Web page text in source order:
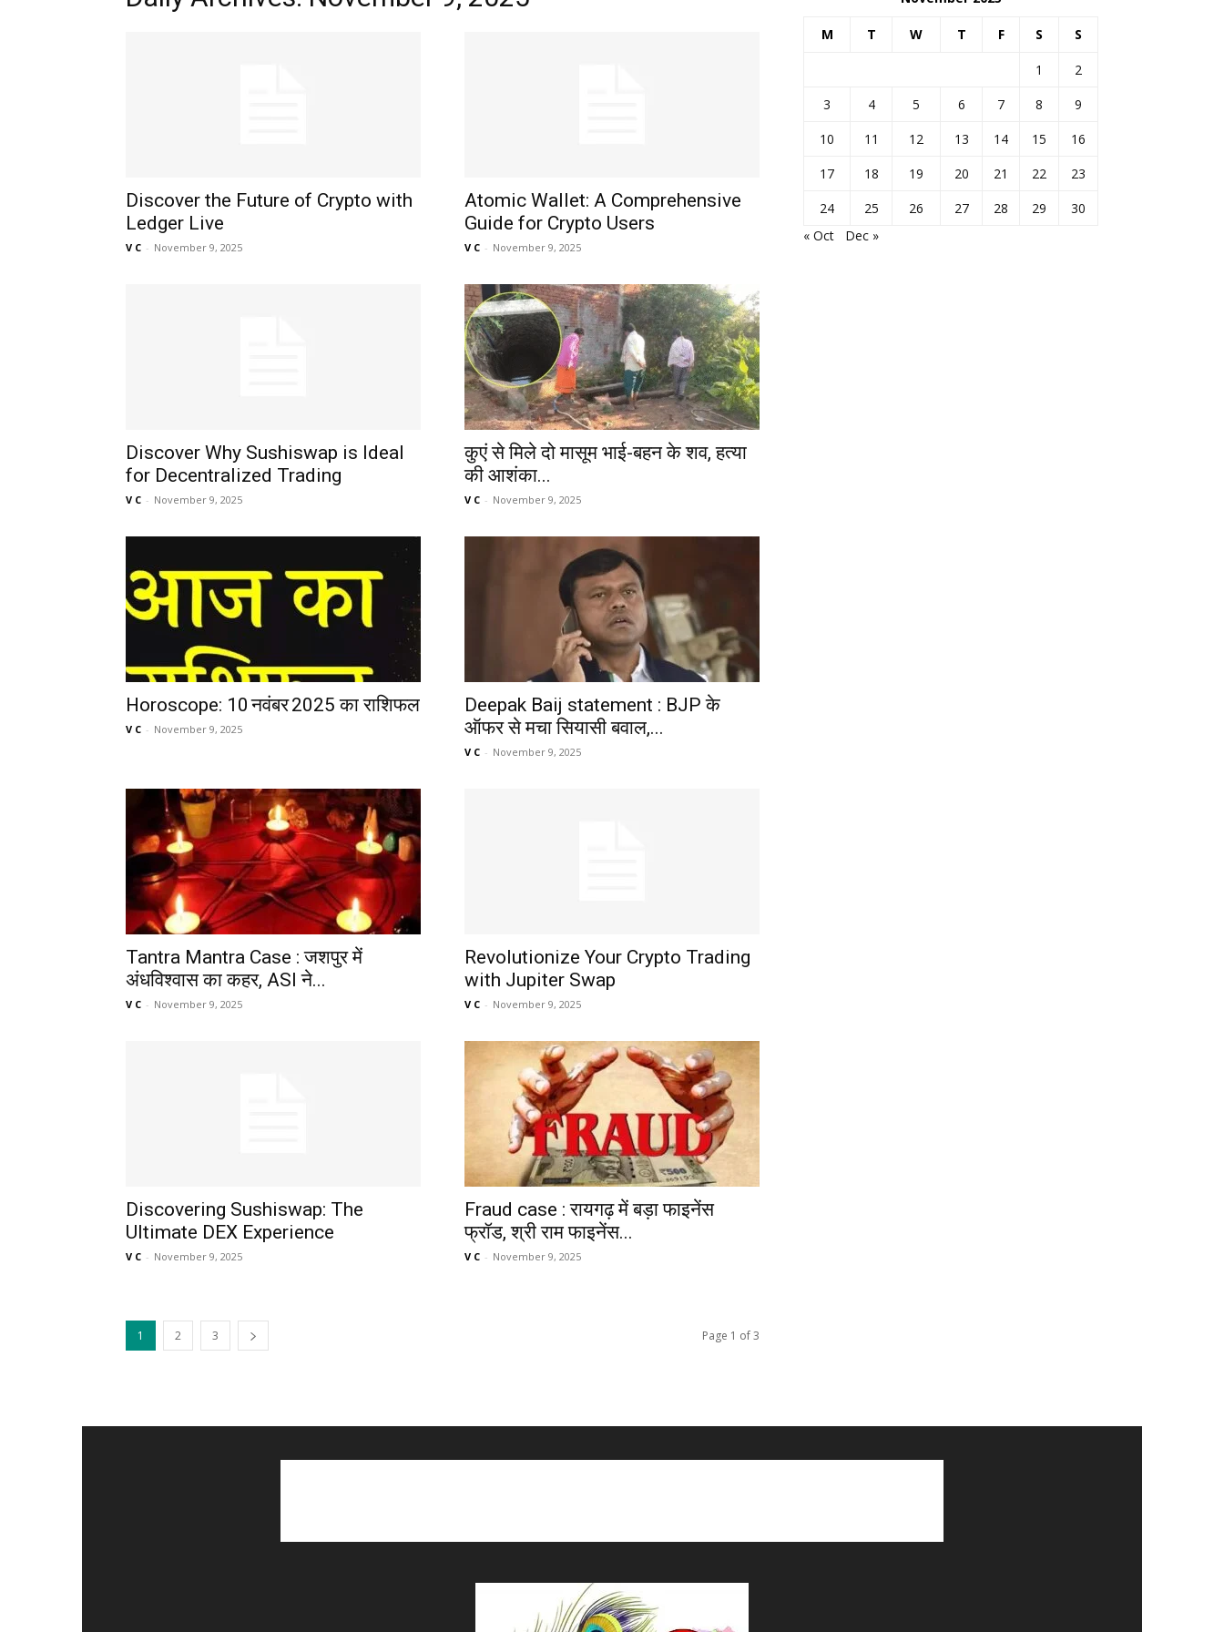
Discover the Future of Crypto with
Ledger Live
V C - November 9, 2025
Atomic Wallet: A Comprehensive
Guide for Crypto Users
V C - November 9, 2025
Discover Why Sushiswap is Ideal
for Decentralized Trading
V C - November 9, 2025
कुएं से मिले दो मासूम भाई-बहन के शव, हत्या
की आशंका...
V C - November 9, 2025
Horoscope: 10 नवंबर 2025 का राशिफल
V C - November 9, 2025
Deepak Baij statement : BJP के
ऑफर से मचा सियासी बवाल,...
V C - November 9, 2025
Tantra Mantra Case : जशपुर में
अंधविश्वास का कहर, ASI ने...
V C - November 9, 2025
Revolutionize Your Crypto Trading
with Jupiter Swap
V C - November 9, 2025
Discovering Sushiswap: The
Ultimate DEX Experience
V C - November 9, 2025
Fraud case : रायगढ़ में बड़ा फाइनेंस
फ्रॉड, श्री राम फाइनेंस...
V C - November 9, 2025
1 2 3 Page 1 of 3
M T W T F S S
1
2
3
4 5 6 7 8
9
10
11 12 13 14 15
16
17
18 19 20 21 22
23
24
25 26 27 28 29
30
« Oct
Dec »